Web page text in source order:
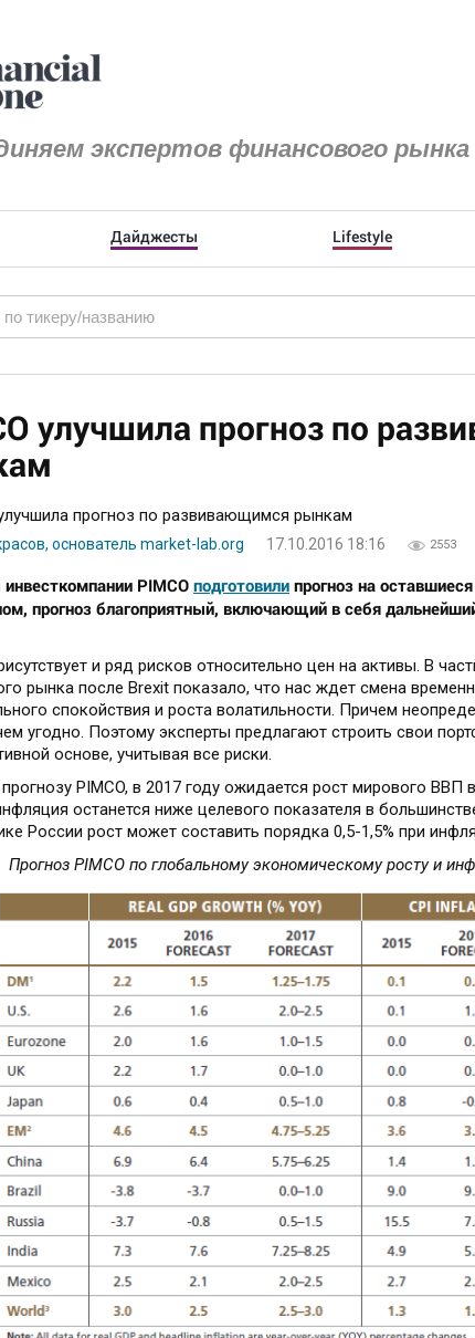
экспертов финансового рынка
Дайджесты Lifestyle
улучшила прогноз по
основатель market-lab.org 17.10.2016 18:16 2553
PIMCO подготовили прогноз на
прогноз благоприятный, включающий в себя
и ряд рисков относительно цен на активы. В
рынка после Brexit показало, что нас ждет смена
спокойствия и роста волатильности. Причем
угодно. Поэтому эксперты предлагают строить свои
основе, учитывая все риски.
PIMCO, в 2017 году ожидается рост мирового ВВП
останется ниже целевого показателя в
России рост может составить порядка 0,5-1,5% при
Прогноз PIMCO по глобальному экономическому росту и